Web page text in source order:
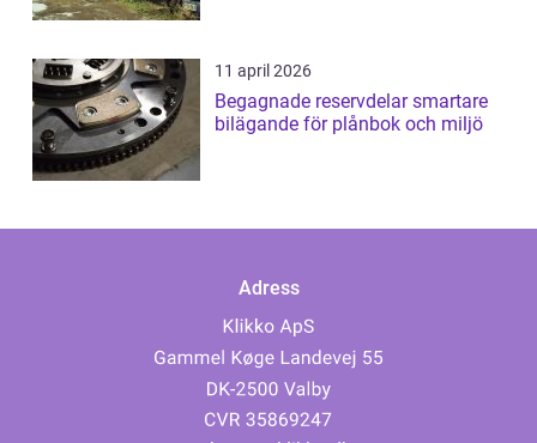
11 april 2026
Begagnade reservdelar smartare
bilägande för plånbok och miljö
Adress